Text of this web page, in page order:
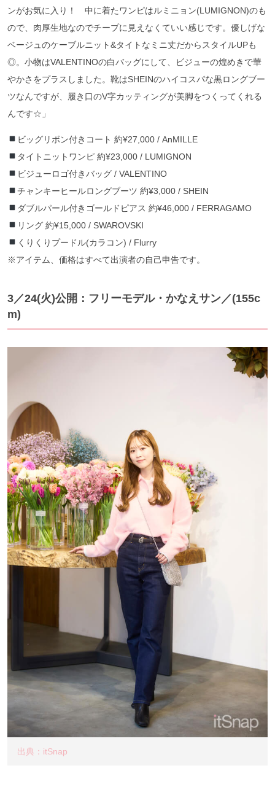
ンがお気に入り！ 中に着たワンピはルミニョン(LUMIGNON)のも
ので、肉厚生地なのでチープに見えなくていい感じです。優しげな
ベージュのケーブルニット&タイトなミニ丈だからスタイルUPも
◎。小物はVALENTINOの白バッグにして、ビジューの煌めきで華
やかさをプラスしました。靴はSHEINのハイコスパな黒ロングブー
ツなんですが、履き口のV字カッティングが美脚をつくってくれる
んです☆」
ビッグリボン付きコート 約¥27,000 / AnMILLE
タイトニットワンピ 約¥23,000 / LUMIGNON
ビジューロゴ付きバッグ / VALENTINO
チャンキーヒールロングブーツ 約¥3,000 / SHEIN
ダブルパール付きゴールドピアス 約¥46,000 / FERRAGAMO
リング 約¥15,000 / SWAROVSKI
くりくりプードル(カラコン) / Flurry
※アイテム、価格はすべて出演者の自己申告です。
3／24(火)公開：フリーモデル・かなえサン ／(155c
m)
出典：itSnap